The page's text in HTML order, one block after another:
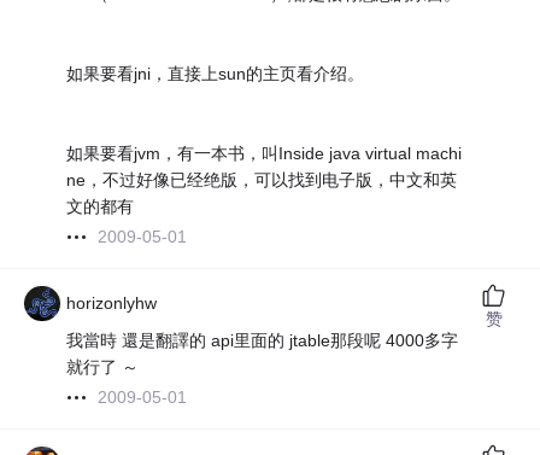
如果要看jni，直接上sun的主页看介绍。
如果要看jvm，有一本书，叫Inside java virtual machi
ne，不过好像已经绝版，可以找到电子版，中文和英
文的都有
2009-05-01
horizonlyhw
我當時 還是翻譯的 api里面的 jtable那段呢 4000多字
就行了 ～
2009-05-01
赞